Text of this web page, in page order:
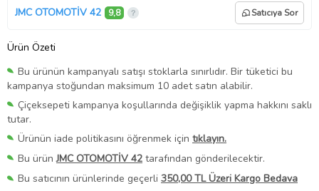
JMC OTOMOTİV 42 9,8 Satıcıya Sor
Ürün Özeti
Bu ürünün kampanyalı satışı stoklarla sınırlıdır. Bir tüketici bu
kampanya stoğundan maksimum 10 adet satın alabilir.
Çiçeksepeti kampanya koşullarında değişiklik yapma hakkını saklı
tutar.
Ürünün iade politikasını öğrenmek için tıklayın.
Bu ürünJMC OTOMOTİV 42 tarafından gönderilecektir.
Bu satıcının ürünlerinde geçerli 350,00 TL Üzeri Kargo Bedava